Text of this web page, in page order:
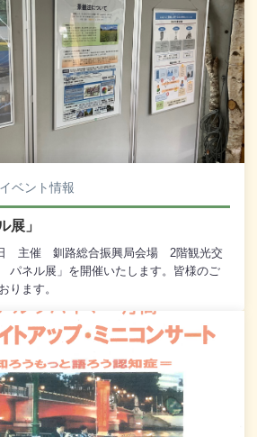
イベント情報
展」
主催 釧路総合振興局会場 2階観光交
ネル展」を開催いたします。皆様のご
ります。